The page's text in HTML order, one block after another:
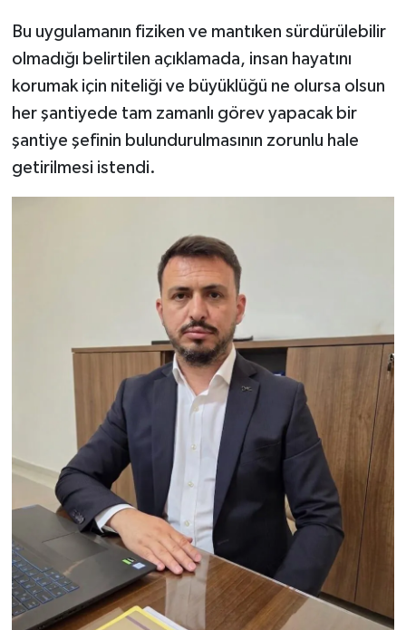
Bu uygulamanın fiziken ve mantıken sürdürülebilir
olmadığı belirtilen açıklamada, insan hayatını
korumak için niteliği ve büyüklüğü ne olursa olsun
her şantiyede tam zamanlı görev yapacak bir
şantiye şefinin bulundurulmasının zorunlu hale
getirilmesi istendi.